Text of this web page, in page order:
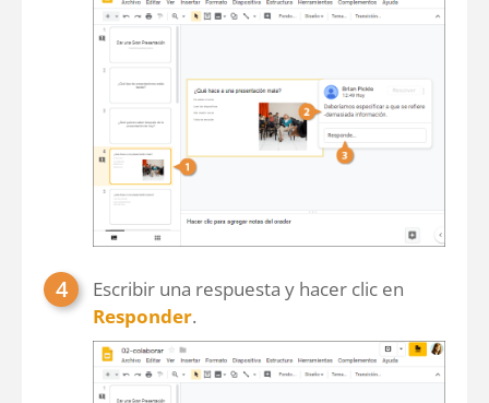
Escribir una respuesta y hacer clic en
Responder.